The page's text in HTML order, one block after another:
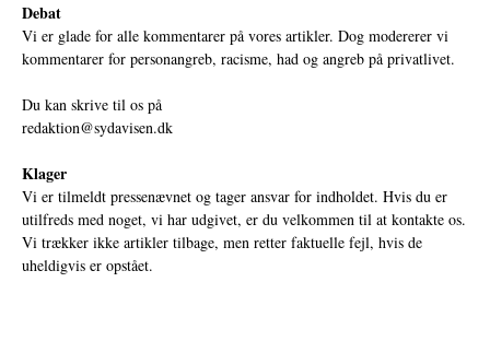
Debat
Vi er glade for alle kommentarer på vores artikler. Dog modererer vi
kommentarer for personangreb, racisme, had og angreb på privatlivet.
Du kan skrive til os på
redaktion@sydavisen.dk
Klager
Vi er tilmeldt pressenævnet og tager ansvar for indholdet. Hvis du er
utilfreds med noget, vi har udgivet, er du velkommen til at kontakte os.
Vi trækker ikke artikler tilbage, men retter faktuelle fejl, hvis de
uheldigvis er opstået.